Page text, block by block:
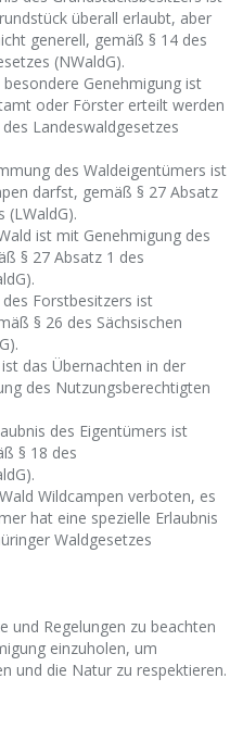
überall erlaubt, aber
generell, gemäß § 14 des
(NWaldG).
besondere Genehmigung ist
oder Förster erteilt werden
Landeswaldgesetzes
des Waldeigentümers ist
darfst, gemäß § 27 Absatz
(LWaldG).
ist mit Genehmigung des
§ 27 Absatz 1 des
Forstbesitzers ist
§ 26 des Sächsischen
das Übernachten in der
des Nutzungsberechtigten
des Eigentümers ist
§ 18 des
Wildcampen verboten, es
hat eine spezielle Erlaubnis
Waldgesetzes
und Regelungen zu beachten
einzuholen, um
und die Natur zu respektieren.